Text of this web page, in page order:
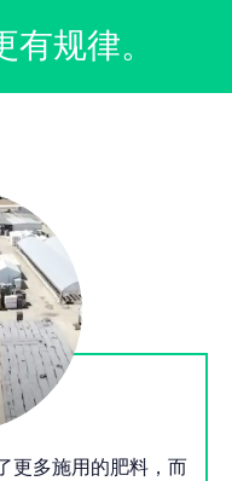
规律。
更多施用的肥料，而